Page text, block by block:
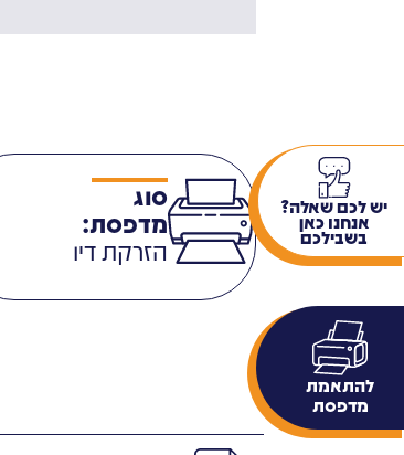
סוג
מדפסת:
הזרקת דיו
יש לכם שאלה?
אנחנו כאן
בשבילכם
להתאמת
מדפסת